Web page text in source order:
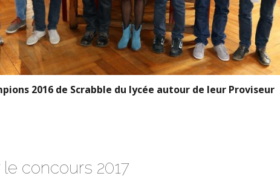
2016 de Scrabble du lycée autour de leur Proviseur
concours 2017